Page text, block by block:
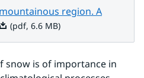
region. A
6.6 MB.
(pdf, 6.6 MB)
snow is of importance in